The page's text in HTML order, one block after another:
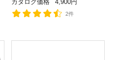
カタログ価格
4,900円
2件